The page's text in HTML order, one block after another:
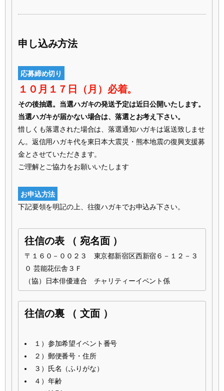
申し込み方法
応募締め切り
１０月１７日（月）必着。
その後抽選。当選ハガキの発送予定は近日公開いたします。
当選ハガキが届かない場合は、落選とお考え下さい。
惜しくも落選された場合は、落選通知ハガキは返送致しませ
ん。返信用ハガキ代を東日本大震災・熊本地震の復興支援募
金とさせていただきます。
ご理解とご協力をお願いいたします
お申込方法
下記要領を明記の上、往復ハガキでお申込み下さい。
往信の表 （ 宛名面 ）
〒１６０－００２３ 東京都新宿区西新宿６－１２－３
０ 芸能花伝舎３Ｆ
（協）日本俳優連合 チャリティーイベント係
往信の裏 （ 文面 ）
１）参加希望イベント番号
２）郵便番号・住所
３）氏名（ふりがな）
４）年齢